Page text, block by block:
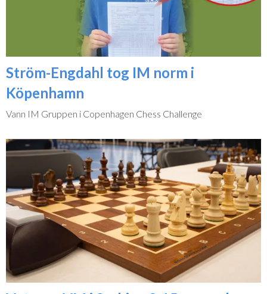
Ström-Engdahl tog IM norm i
Köpenhamn
Vann IM Gruppen i Copenhagen Chess Challenge